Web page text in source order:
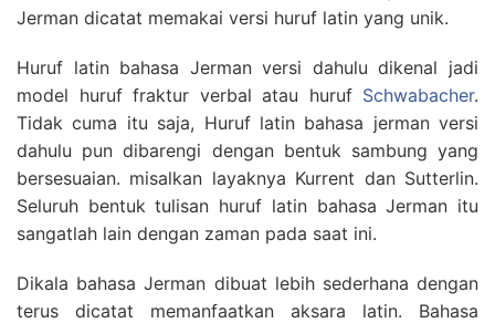
Jerman dicatat memakai versi huruf latin yang unik.
Huruf latin bahasa Jerman versi dahulu dikenal jadi
model huruf fraktur verbal atau huruf Schwabacher.
Tidak cuma itu saja, Huruf latin bahasa jerman versi
dahulu pun dibarengi dengan bentuk sambung yang
bersesuaian. misalkan layaknya Kurrent dan Sutterlin.
Seluruh bentuk tulisan huruf latin bahasa Jerman itu
sangatlah lain dengan zaman pada saat ini.
Dikala bahasa Jerman dibuat lebih sederhana dengan
terus dicatat memanfaatkan aksara latin. Bahasa